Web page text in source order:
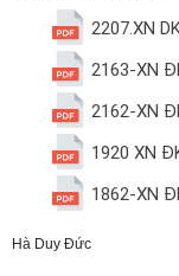
2207.XN
2163-XN
2162-XN
1920 XN
1862-XN
Hà Duy Đức